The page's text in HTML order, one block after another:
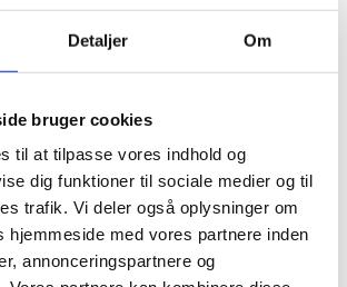
Detaljer Om
bruger cookies
til at tilpasse vores indhold og
dig funktioner til sociale medier og til
trafik. Vi deler også oplysninger om
hjemmeside med vores partnere inden
annonceringspartnere og
A/S udbyder hermed aftaler
af 10.000 ton halm pr. år til
beliggende Lundenvej 7,